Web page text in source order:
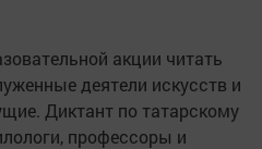
акции читать
деятели искусств и
Диктант по татарскому
профессоры и